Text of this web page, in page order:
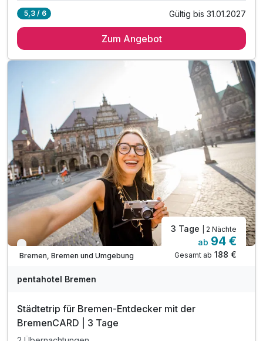
1 x reichhaltiges Frühstück vom Buffet
1 x Begrüßungsgetränk bei Anreise
1 x Stadtplan für alle Highlights der Stadt
inkl. Billiard und Darts in der Pentalounge
inkl. Fitnessbereichnutzung mit Peloton Geräten
inkl. WLAN Nutzung
5,3 / 6 Gültig bis 31.01.2027
Zum Angebot
Verfügbar bis Dezember
Bremen, Bremen und Umgebung
3 Tage | 2 Nächte
ab 94 €
Gesamt ab 188 €
pentahotel Bremen
Städtetrip für Bremen-Entdecker mit der
BremenCARD | 3 Tage